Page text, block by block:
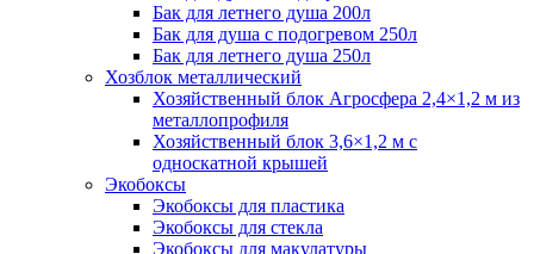
Бак для летнего душа 200л
Бак для душа с подогревом 250л
Бак для летнего душа 250л
Хозблок металлический
Хозяйственный блок Агросфера 2,4×1,2 м из
металлопрофиля
Хозяйственный блок 3,6×1,2 м с
односкатной крышей
Экобоксы
Экобоксы для пластика
Экобоксы для стекла
Экобоксы для макулатуры